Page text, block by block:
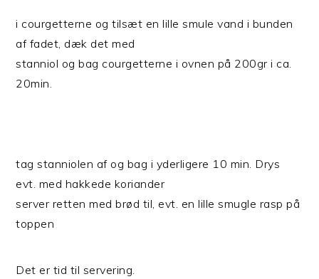
i courgetterne og tilsæt en lille smule vand i bunden
af fadet, dæk det med
stanniol og bag courgetterne i ovnen på 200gr i ca.
20min.
tag stanniolen af og bag i yderligere 10 min. Drys
evt. med hakkede koriander
server retten med brød til, evt. en lille smugle rasp på
toppen
Det er tid til servering.